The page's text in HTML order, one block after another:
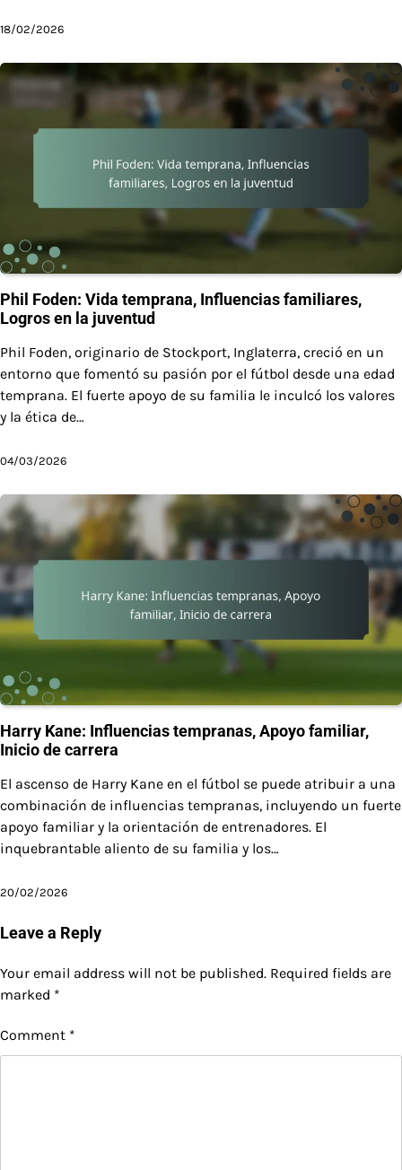
18/02/2026
Phil Foden: Vida temprana, Influencias familiares,
Logros en la juventud
Phil Foden, originario de Stockport, Inglaterra, creció en un
entorno que fomentó su pasión por el fútbol desde una edad
temprana. El fuerte apoyo de su familia le inculcó los valores
y la ética de…
04/03/2026
Harry Kane: Influencias tempranas, Apoyo familiar,
Inicio de carrera
El ascenso de Harry Kane en el fútbol se puede atribuir a una
combinación de influencias tempranas, incluyendo un fuerte
apoyo familiar y la orientación de entrenadores. El
inquebrantable aliento de su familia y los…
20/02/2026
Leave a Reply
Your email address will not be published. Required fields are
marked *
Comment *